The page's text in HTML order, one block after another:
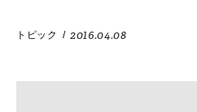
トピック / 2016.04.08